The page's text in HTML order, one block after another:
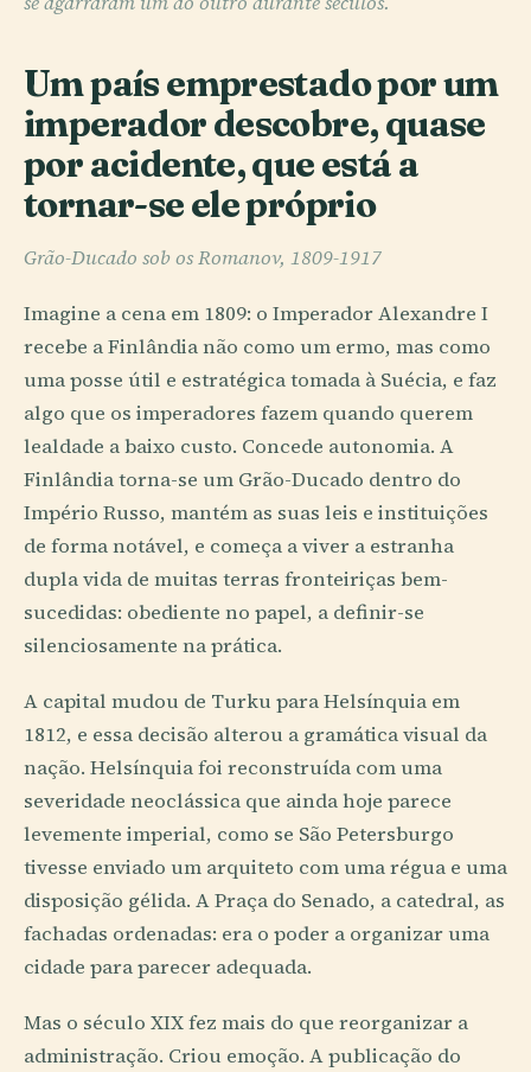
Um país emprestado por um
imperador descobre, quase
por acidente, que está a
tornar-se ele próprio
Grão-Ducado sob os Romanov, 1809-1917
Imagine a cena em 1809: o Imperador Alexandre I
recebe a Finlândia não como um ermo, mas como
uma posse útil e estratégica tomada à Suécia, e faz
algo que os imperadores fazem quando querem
lealdade a baixo custo. Concede autonomia. A
Finlândia torna-se um Grão-Ducado dentro do
Império Russo, mantém as suas leis e instituições
de forma notável, e começa a viver a estranha
dupla vida de muitas terras fronteiriças bem-
sucedidas: obediente no papel, a definir-se
silenciosamente na prática.
A capital mudou de Turku para Helsínquia em
1812, e essa decisão alterou a gramática visual da
nação. Helsínquia foi reconstruída com uma
severidade neoclássica que ainda hoje parece
levemente imperial, como se São Petersburgo
tivesse enviado um arquiteto com uma régua e uma
disposição gélida. A Praça do Senado, a catedral, as
fachadas ordenadas: era o poder a organizar uma
cidade para parecer adequada.
Mas o século XIX fez mais do que reorganizar a
administração. Criou emoção. A publicação do